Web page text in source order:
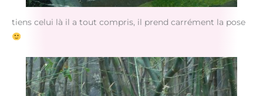
tiens celui là il a tout compris, il prend carrément la pose